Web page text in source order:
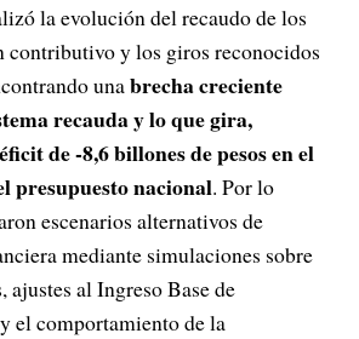
la evolución del recaudo de los
contributivo y los giros reconocidos
unabrecha creciente
recauda y lo que gira,
de -8,6 billones de pesos en el
presupuesto nacional. Por lo
escenarios alternativos de
mediante simulaciones sobre
ajustes al Ingreso Base de
el comportamiento de la